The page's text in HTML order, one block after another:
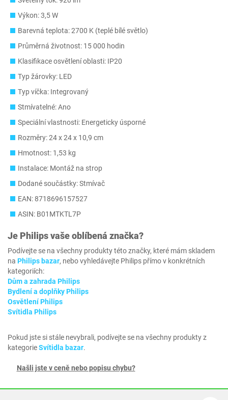
Výkon: 3,5 W
Barevná teplota: 2700 K (teplé bílé světlo)
Průměrná životnost: 15 000 hodin
Klasifikace osvětlení oblasti: IP20
Typ žárovky: LED
Typ víčka: Integrovaný
Stmívatelné: Ano
Speciální vlastnosti: Energeticky úsporné
Rozměry: 24 x 24 x 10,9 cm
Hmotnost: 1,53 kg
Instalace: Montáž na strop
Dodané součástky: Stmívač
EAN: 8718696157527
ASIN: B01MTKTL7P
Je Philipsvaše oblíbená značka?
Podívejte se na všechny produkty této značky, které mám skladem
na Philips bazar, nebo vyhledávejte Philips přímo v konkrétních
kategoriích:
Dům a zahrada Philips
Bydlení a doplňky Philips
Osvětlení Philips
Svítidla Philips
Pokud jste si stále nevybrali, podívejte se na všechny produkty z
kategorieSvítidla bazar.
Našli jste v ceně nebo popisu chybu?